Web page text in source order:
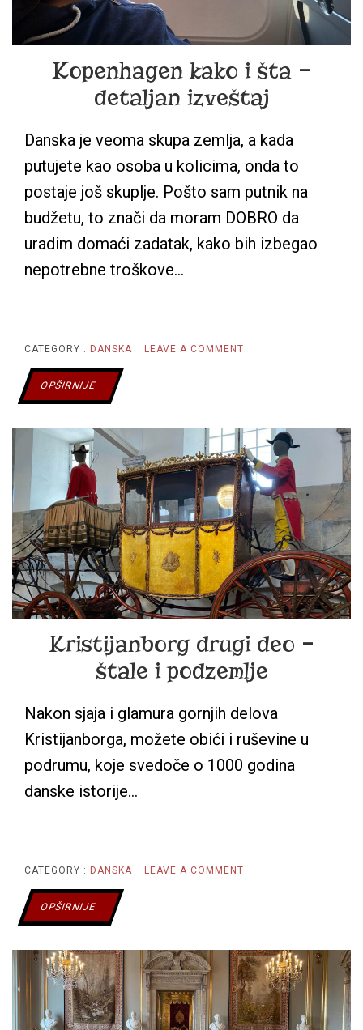
Kopenhagen kako i šta –
detaljan izveštaj
Danska je veoma skupa zemlja, a kada
putujete kao osoba u kolicima, onda to
postaje još skuplje. Pošto sam putnik na
budžetu, to znači da moram DOBRO da
uradim domaći zadatak, kako bih izbegao
nepotrebne troškove…
CATEGORY : DANSKA LEAVE A COMMENT
I
ŠTA
–
DETALJAN
IZVEŠTAJ
OPŠIRNIJE
Kristijanborg drugi deo –
štale i podzemlje
Nakon sjaja i glamura gornjih delova
Kristijanborga, možete obići i ruševine u
podrumu, koje svedoče o 1000 godina
danske istorije…
CATEGORY : DANSKA LEAVE A COMMENT
DEO
–
OPŠIRNIJE